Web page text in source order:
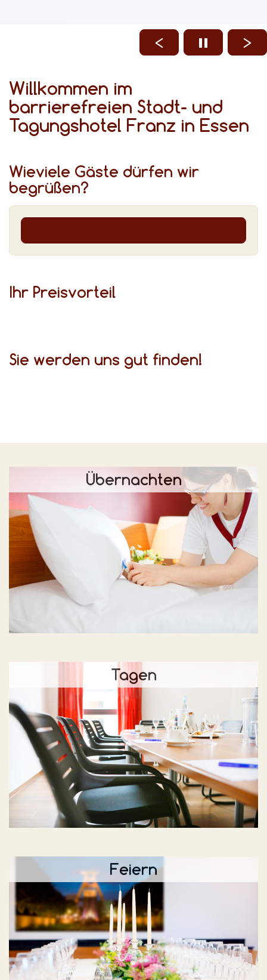
Willkommen im
barrierefreien Stadt- und
Tagungshotel Franz in Essen
Wieviele Gäste dürfen wir
begrüßen?
Ihr Preis­vor­teil
Sie werden uns gut finden!
Übernachten
Tagen
Feiern